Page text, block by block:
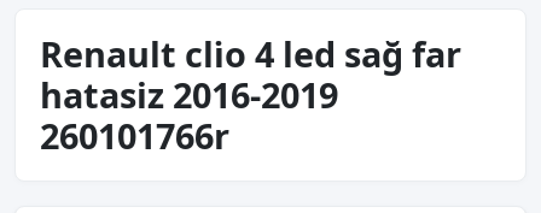
Renault cli̇o 4 led sağ far
hatasiz 2016-2019
260101766r